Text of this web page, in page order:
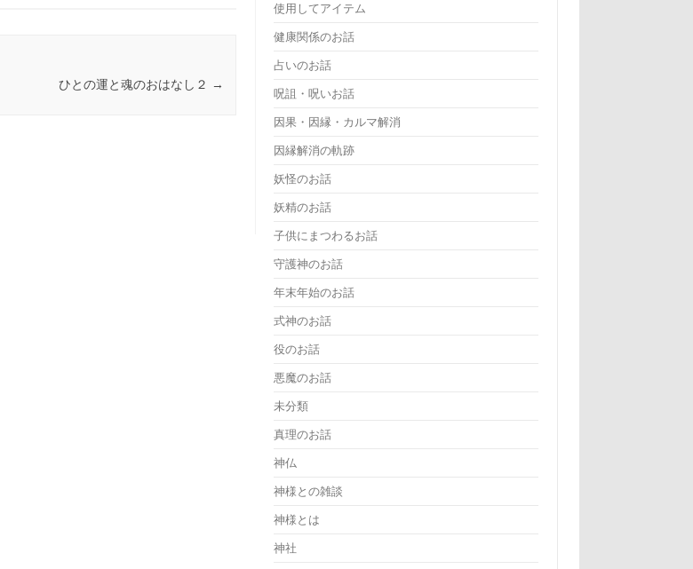
ひとの運と魂のおはなし２ →
使用してアイテム
健康関係のお話
占いのお話
呪詛・呪いお話
因果・因縁・カルマ解消
因縁解消の軌跡
妖怪のお話
妖精のお話
子供にまつわるお話
守護神のお話
年末年始のお話
式神のお話
役のお話
悪魔のお話
未分類
真理のお話
神仏
神様との雑談
神様とは
神社